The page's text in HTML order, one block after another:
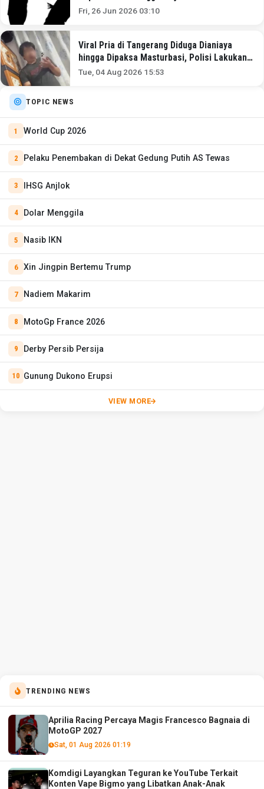
Fri, 26 Jun 2026 03:10
Viral Pria di Tangerang Diduga Dianiaya
hingga Dipaksa Masturbasi, Polisi Lakukan
Penyelidikan
Tue, 04 Aug 2026 15:53
TOPIC NEWS
World Cup 2026
Pelaku Penembakan di Dekat Gedung Putih AS Tewas
IHSG Anjlok
Dolar Menggila
Nasib IKN
Xin Jingpin Bertemu Trump
Nadiem Makarim
MotoGp France 2026
Derby Persib Persija
Gunung Dukono Erupsi
VIEW MORE
TRENDING NEWS
Aprilia Racing Percaya Magis Francesco Bagnaia di
MotoGP 2027
Sat, 01 Aug 2026 01:19
Komdigi Layangkan Teguran ke YouTube Terkait
Konten Vape Bigmo yang Libatkan Anak-Anak